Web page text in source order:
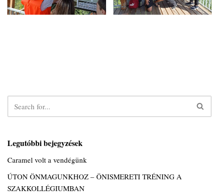
Legutóbbi bejegyzések
Caramel volt a vendégünk
ÚTON ÖNMAGUNKHOZ – ÖNISMERETI TRÉNING A
SZAKKOLLÉGIUMBAN